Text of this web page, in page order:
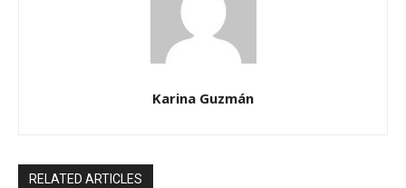
Karina Guzmán
RELATED ARTICLES